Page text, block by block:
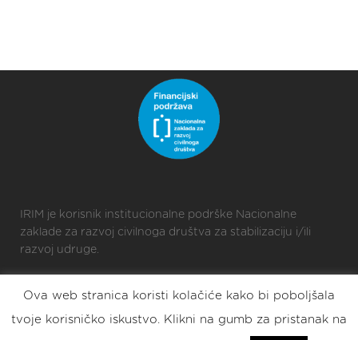
IRIM je korisnik institucionalne podrške Nacionalne
zaklade za razvoj civilnoga društva za stabilizaciju i/ili
razvoj udruge.
Eat. Sleep. DIY. Repeat.
Ova web stranica koristi kolačiće kako bi poboljšala
tvoje korisničko iskustvo. Klikni na gumb za pristanak na